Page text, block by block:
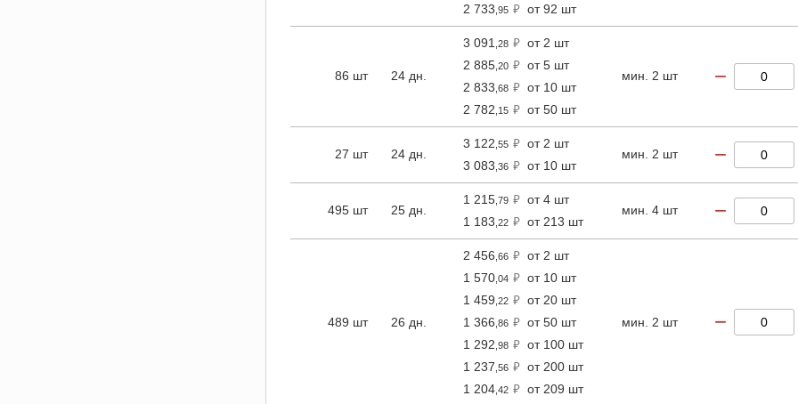
2 733 ,95 от 92 шт
86 шт 24 дн.
3 091 ,28
от 2 шт
2 885 ,20
от 5 шт
2 833 ,68
от 10 шт
2 782 ,15 от 50 шт
мин. 2 шт −
27 шт 24 дн.
3 122 ,55
от 2 шт
3 083 ,36 от 10 шт
мин. 2 шт −
495 шт 25 дн.
1 215 ,79
от 4 шт
1 183 ,22 от 213 шт
мин. 4 шт −
489 шт 26 дн.
2 456 ,66
от 2 шт
1 570 ,04
от 10 шт
1 459 ,22
от 20 шт
1 366 ,86
от 50 шт
1 292 ,98
от 100 шт
1 237 ,56
от 200 шт
1 204 ,42 от 209 шт
мин. 2 шт −